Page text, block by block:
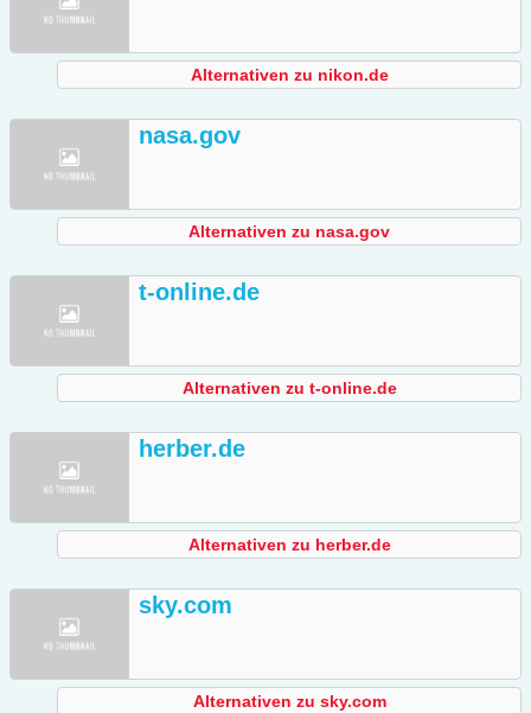
Alternativen zu nikon.de
nasa.gov
Alternativen zu nasa.gov
t-online.de
Alternativen zu t-online.de
herber.de
Alternativen zu herber.de
sky.com
Alternativen zu sky.com